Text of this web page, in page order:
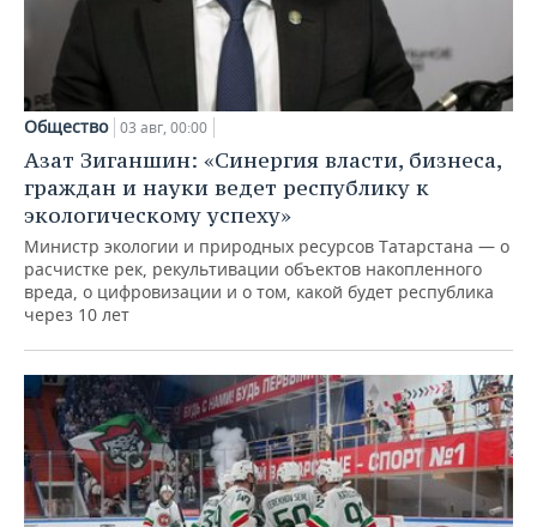
Общество 03 авг, 00:00
Азат Зиганшин: «Синергия власти, бизнеса,
граждан и науки ведет республику к
экологическому успеху»
Министр экологии и природных ресурсов Татарстана — о
расчистке рек, рекультивации объектов накопленного
вреда, о цифровизации и о том, какой будет республика
через 10 лет